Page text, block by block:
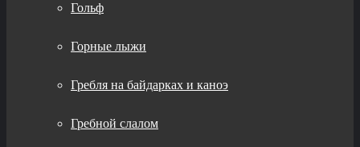
Гольф
Горные лыжи
Гребля на байдарках и каноэ
Гребной слалом